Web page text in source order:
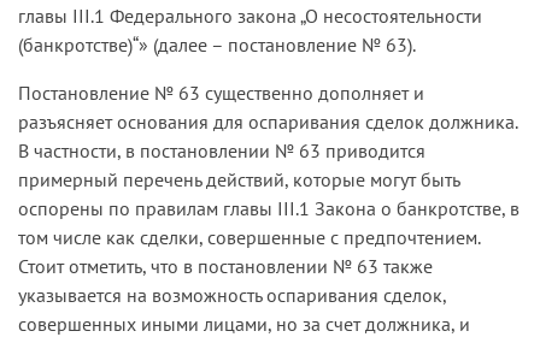
главы III.1 Федерального закона „О несостоятельности
(банкротстве)“» (далее – постановление № 63).
Постановление № 63 существенно дополняет и
разъясняет основания для оспаривания сделок должника.
В частности, в постановлении № 63 приводится
примерный перечень действий, которые могут быть
оспорены по правилам главы III.1 Закона о банкротстве, в
том числе как сделки, совершенные с предпочтением.
Стоит отметить, что в постановлении № 63 также
указывается на возможность оспаривания сделок,
совершенных иными лицами, но за счет должника, и